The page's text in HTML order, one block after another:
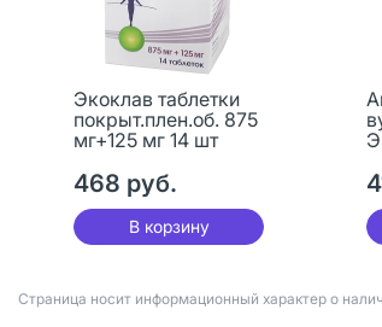
Экоклав таблетки
покрыт.плен.об. 875
мг+125 мг 14 шт
468 руб.
В корзину
Страница носит информационный характер о